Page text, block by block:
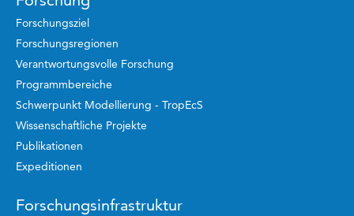
Forschungsziel
Forschungsregionen
Verantwortungsvolle Forschung
Programmbereiche
Schwerpunkt Modellierung - TropEcS
Wissenschaftliche Projekte
Publikationen
Expeditionen
Forschungsinfrastruktur